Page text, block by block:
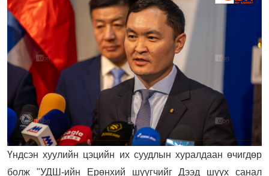
Үндсэн хуулийн цэцийн их суудлын хуралдаан өчигдөр
болж "УДШ-ийн Ерөнхий шүүгчийг Дээд шүүх санал